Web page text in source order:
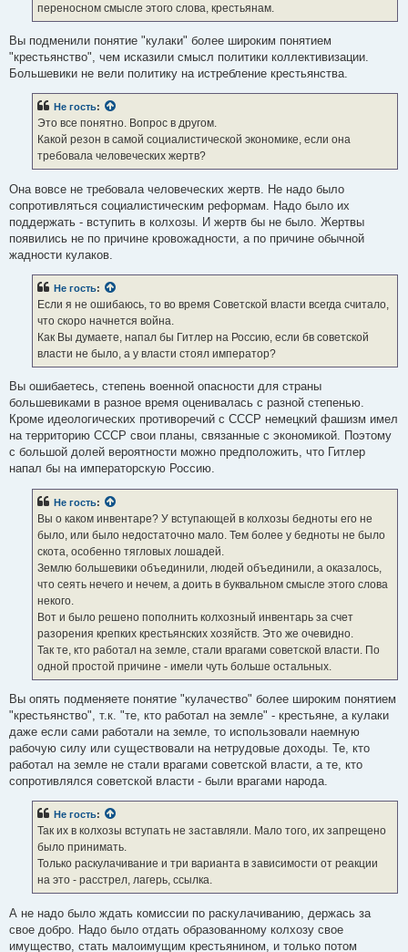
переносном смысле этого слова, крестьянам.
Вы подменили понятие "кулаки" более широким понятием
"крестьянство", чем исказили смысл политики коллективизации.
Большевики не вели политику на истребление крестьянства.
Не гость:
Это все понятно. Вопрос в другом.
Какой резон в самой социалистической экономике, если она
требовала человеческих жертв?
Она вовсе не требовала человеческих жертв. Не надо было
сопротивляться социалистическим реформам. Надо было их
поддержать - вступить в колхозы. И жертв бы не было. Жертвы
появились не по причине кровожадности, а по причине обычной
жадности кулаков.
Не гость:
Если я не ошибаюсь, то во время Советской власти всегда считало,
что скоро начнется война.
Как Вы думаете, напал бы Гитлер на Россию, если бв советской
власти не было, а у власти стоял император?
Вы ошибаетесь, степень военной опасности для страны
большевиками в разное время оценивалась с разной степенью.
Кроме идеологических противоречий с СССР немецкий фашизм имел
на территорию СССР свои планы, связанные с экономикой. Поэтому
с большой долей вероятности можно предположить, что Гитлер
напал бы на императорскую Россию.
Не гость:
Вы о каком инвентаре? У вступающей в колхозы бедноты его не
было, или было недостаточно мало. Тем более у бедноты не было
скота, особенно тягловых лошадей.
Землю большевики объединили, людей объединили, а оказалось,
что сеять нечего и нечем, а доить в буквальном смысле этого слова
некого.
Вот и было решено пополнить колхозный инвентарь за счет
разорения крепких крестьянских хозяйств. Это же очевидно.
Так те, кто работал на земле, стали врагами советской власти. По
одной простой причине - имели чуть больше остальных.
Вы опять подменяете понятие "кулачество" более широким понятием
"крестьянство", т.к. "те, кто работал на земле" - крестьяне, а кулаки
даже если сами работали на земле, то использовали наемную
рабочую силу или существовали на нетрудовые доходы. Те, кто
работал на земле не стали врагами советской власти, а те, кто
сопротивлялся советской власти - были врагами народа.
Не гость:
Так их в колхозы вступать не заставляли. Мало того, их запрещено
было принимать.
Только раскулачивание и три варианта в зависимости от реакции
на это - расстрел, лагерь, ссылка.
А не надо было ждать комиссии по раскулачиванию, держась за
свое добро. Надо было отдать образованному колхозу свое
имущество, стать малоимущим крестьянином, и только потом